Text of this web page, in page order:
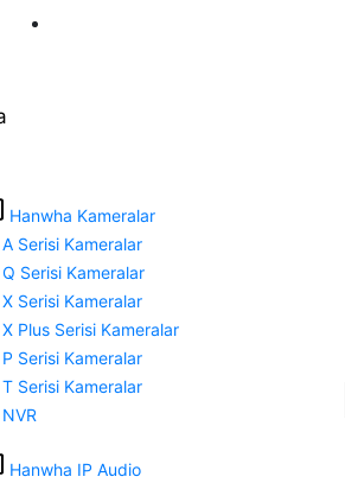
Hanwha Kameralar
Serisi Kameralar
Serisi Kameralar
Serisi Kameralar
Plus Serisi Kameralar
Serisi Kameralar
Serisi Kameralar
Hanwha IP Audio